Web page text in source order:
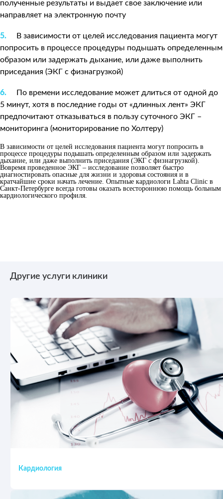
полученные результаты и выдает свое заключение или
направляет на электронную почту
В зависимости от целей исследования пациента могут
попросить в процессе процедуры подышать определенным
образом или задержать дыхание, или даже выполнить
приседания (ЭКГ с физнагрузкой)
По времени исследование может длиться от одной до
5 минут, хотя в последние годы от «длинных лент» ЭКГ
предпочитают отказываться в пользу суточного ЭКГ –
мониторинга (мониторирование по Холтеру)
В зависимости от целей исследования пациента могут попросить в
процессе процедуры подышать определенным образом или задержать
дыхание, или даже выполнить приседания (ЭКГ с физнагрузкой).
Вовремя проведенное ЭКГ – исследование позволяет быстро
диагностировать опасные для жизни и здоровья состояния и в
кратчайшие сроки начать лечение. Опытные кардиологи Lahta Clinic в
Санкт-Петербурге всегда готовы оказать всестороннюю помощь больным
кардиологического профиля.
Другие услуги клиники
Кардиология